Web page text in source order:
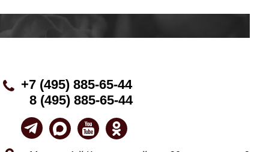
+7 (495) 885-65-44
8 (495) 885-65-44